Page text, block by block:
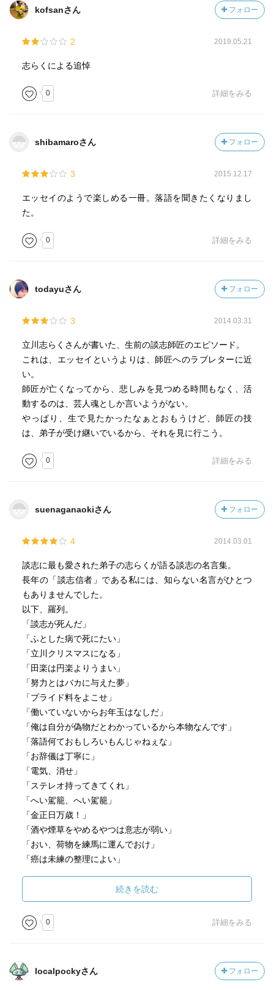
kofsanさん フォロー
2 2019.05.21
志らくによる追悼
0 詳細をみる
shibamaroさん フォロー
3 2015.12.17
エッセイのようで楽しめる一冊。落語を聞きたくなりまし
た。
0 詳細をみる
todayuさん フォロー
3 2014.03.31
立川志らくさんが書いた、生前の談志師匠のエピソード。
これは、エッセイというよりは、師匠へのラブレターに近
い。
師匠が亡くなってから、悲しみを見つめる時間もなく、活
動するのは、芸人魂としか言いようがない。
やっぱり、生で見たかったなぁとおもうけど、師匠の技
は、弟子が受け継いでいるから、それを見に行こう。
0 詳細をみる
suenaganaokiさん フォロー
4 2014.03.01
談志に最も愛された弟子の志らくが語る談志の名言集。
長年の「談志信者」である私には、知らない名言がひとつ
もありませんでした。
以下、羅列。
「談志が死んだ」
「ふとした病で死にたい」
「立川クリスマスになる」
「田楽は円楽よりうまい」
「努力とはバカに与えた夢」
「プライド料をよこせ」
「働いていないからお年玉はなしだ」
「俺は自分が偽物だとわかっているから本物なんです」
「落語何ておもしろいもんじゃねぇな」
「お辞儀は丁寧に」
「電気、消せ」
「ステレオ持ってきてくれ」
「へい駕籠、へい駕籠」
「金正日万歳！」
「酒や煙草をやめるやつは意志が弱い」
「おい、荷物を練馬に運んでおけ」
「癌は未練の整理によい」
「死んだらみんなの了見がわかる」
「弓子を出せ」
「お前なんぞ、消えちまえ！」
「こいつライ坊ってんだ。いじめねえでくれ」
「ちんぼこを出せるかどうかだ」
続きを読む
0 詳細をみる
localpockyさん フォロー